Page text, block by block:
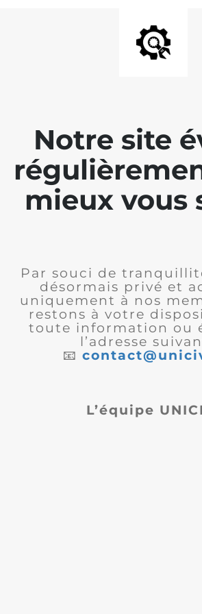
Notre site
mieux vous
Par souci de
désormais privé et
uniquement à nos
restons à votre
toute information ou
l’adresse
📧
L’équipe